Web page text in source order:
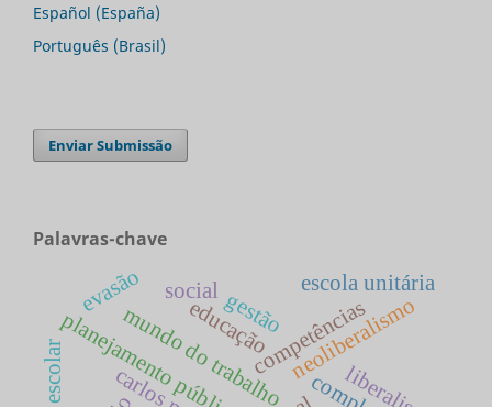
Español (España)
Português (Brasil)
Enviar Submissão
Palavras-chave
competências
educação
mundo do trabalho
planejamento públicogestãoneoliberalismo
social escola unitária
evasão